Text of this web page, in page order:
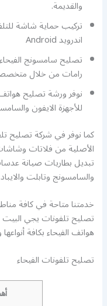
والقديمة.
تركيب حماية شاشة
اندرويد Android
تصليح سامسونج
رامات من خلال
نوفر ورشة تصليح هواتف
للأجهزة الايفون
كما نوفر في شركة تصليح
الأصلية من فلاتات
تبديل بطاريات صيانة عدسات
والسامسونج وتابلت
خدمتنا متاحة في كافة
تصليح تلفونات يجي البيت
هواتف الفيحاء بكافة
تصليح تلفونات الفيحاء